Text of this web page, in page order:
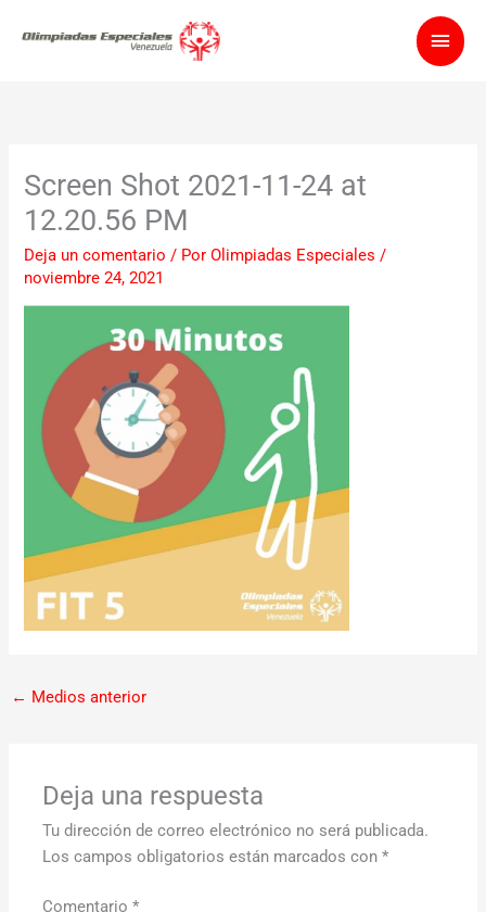
Screen Shot 2021-11-24 at
12.20.56 PM
Deja un comentario / PorOlimpiadas Especiales/
noviembre 24, 2021
← Medios anterior
Deja una respuesta
Tu dirección de correo electrónico no será publicada.
Los campos obligatorios están marcados con*
Comentario*